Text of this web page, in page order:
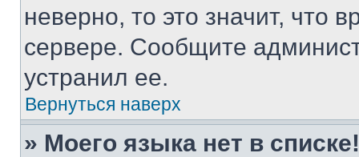
неверно, то это значит, что
сервере. Сообщите
устранил ее.
Вернуться наверх
» Моего языка нет в списке!